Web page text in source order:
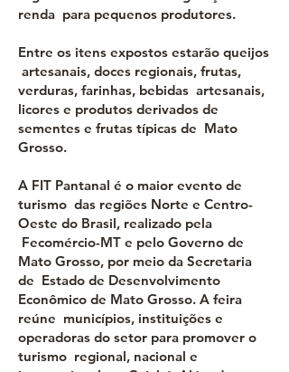
renda para pequenos produtores.
Entre os itens expostos estarão queijos
artesanais, doces regionais, frutas,
verduras, farinhas, bebidas artesanais,
licores e produtos derivados de
sementes e frutas típicas de Mato
Grosso.
A FIT Pantanal é o maior evento de
turismo das regiões Norte e Centro-
Oeste do Brasil, realizado pela
Fecomércio-MT e pelo Governo de
Mato Grosso, por meio da Secretaria
de Estado de Desenvolvimento
Econômico de Mato Grosso. A feira
reúne municípios, instituições e
operadoras do setor para promover o
turismo regional, nacional e